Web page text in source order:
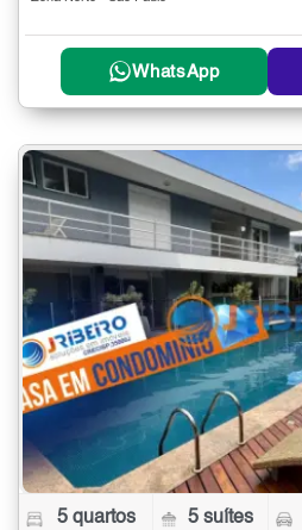
WhatsApp
5 quartos 5 suítes